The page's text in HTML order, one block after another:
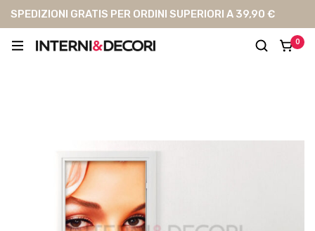
SPEDIZIONI GRATIS PER ORDINI SUPERIORI A 39,90 €
0